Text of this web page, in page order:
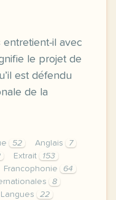
entretient-il avec
le projet de
est défendu
de la
52 Anglais
7
Extrait
153
Francophonie
64
8
Langues
22